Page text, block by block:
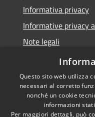
Informativa privacy
Informative privacy
Note legali
Dichiarazione di
Questo sito web utilizza
necessari al corretto
nonché un cookie
informazioni
Per maggiori dettagli, può